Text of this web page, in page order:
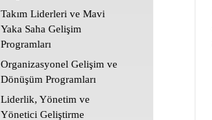
Takım Liderleri ve Mavi
Yaka Saha Gelişim
Programları
Organizasyonel Gelişim ve
Dönüşüm Programları
Liderlik, Yönetim ve
Yönetici Geliştirme